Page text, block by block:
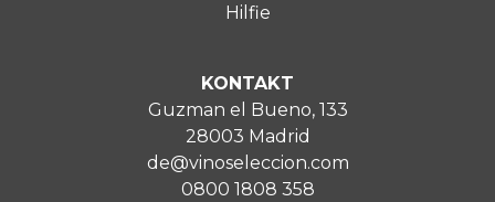
Hilfie
KONTAKT
Guzman el Bueno, 133
28003 Madrid
de@vinoseleccion.com
0800 1808 358